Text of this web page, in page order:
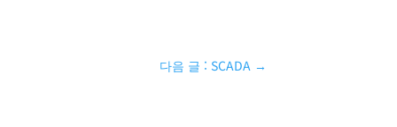
다음 글 : SCADA →